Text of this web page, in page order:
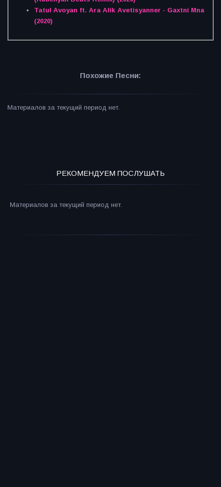
Tatul Avoyan ft. Ara Alik Avetisyanner - Gaxtni Mna
(2020)
Похожие Песни:
Материалов за текущий период нет.
РЕКОМЕНДУЕМ ПОСЛУШАТЬ
Материалов за текущий период нет.